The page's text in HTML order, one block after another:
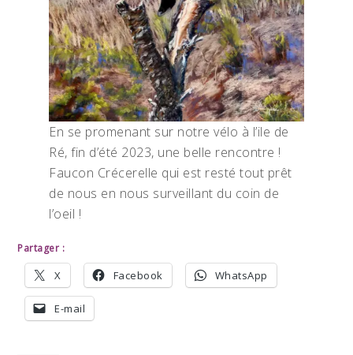
En se promenant sur notre vélo à l’ile de
Ré, fin d’été 2023, une belle rencontre !
Faucon Crécerelle qui est resté tout prêt
de nous en nous surveillant du coin de
l’oeil !
Partager :
X Facebook WhatsApp
E-mail